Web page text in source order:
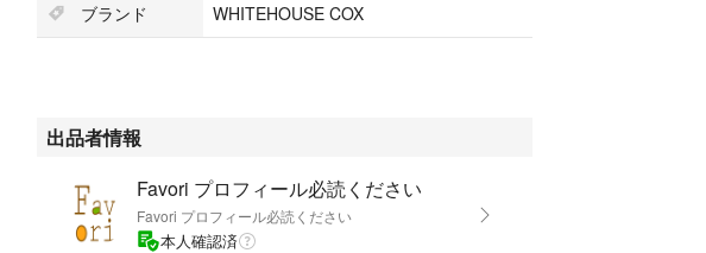
大【 】- 中【 】- 小【 】- 極小【 】-なし【●】
大【 】- 中【 】- 小【 】- 極小【●】-なし【 】
コインポケット
大【 】- 中【 】- 小【 】- 極小【 】-なし【 】
内側
大【 】- 中【 】- 小【 】- 極小【●】-なし【 】
ブランド
WHITEHOUSE COX
出品者情報
Favori プロフィール必読ください
Favori プロフィール必読ください
本人確認済